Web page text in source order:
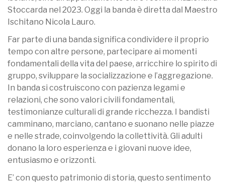
Stoccarda nel 2023. Oggi la banda è diretta dal Maestro
Ischitano Nicola Lauro.
Far parte di una banda significa condividere il proprio
tempo con altre persone, partecipare ai momenti
fondamentali della vita del paese, arricchire lo spirito di
gruppo, sviluppare la socializzazione e l’aggregazione.
In banda si costruiscono con pazienza legami e
relazioni, che sono valori civili fondamentali,
testimonianze culturali di grande ricchezza. I bandisti
camminano, marciano, cantano e suonano nelle piazze
e nelle strade, coinvolgendo la collettività. Gli adulti
donano la loro esperienza e i giovani nuove idee,
entusiasmo e orizzonti.
E’ con questo patrimonio di storia, questo sentimento